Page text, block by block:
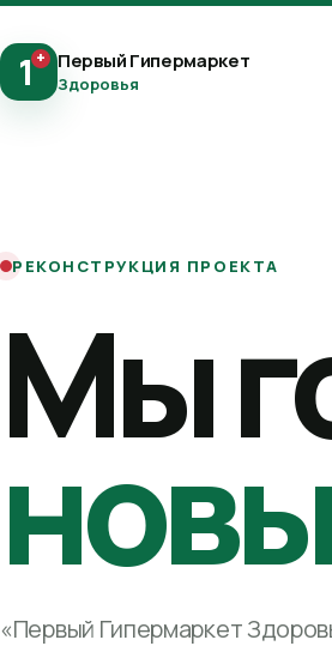
1+ Первый Гипермаркет
Здоровья
РЕКОНСТРУКЦИЯ ПРОЕКТА
Мы
«Первый Гипермаркет